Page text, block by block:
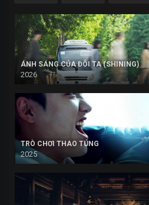
ÁNH SÁNG CỦA ĐÔI TA (SHINING)
2026
TRÒ CHƠI THAO TÚNG
2025